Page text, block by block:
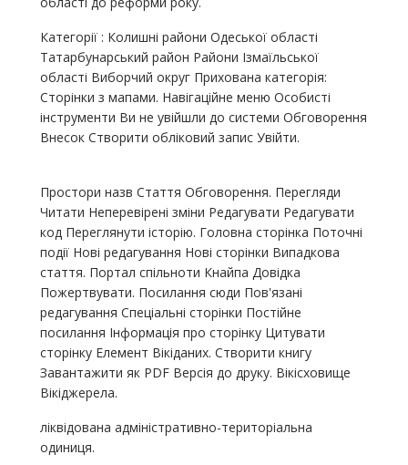
Категорії : Колишні райони Одеської області
Татарбунарський район Райони Ізмаїльської
області Виборчий округ Прихована категорія:
Сторінки з мапами. Навігаційне меню Особисті
інструменти Ви не увійшли до системи Обговорення
Внесок Створити обліковий запис Увійти.
Простори назв Стаття Обговорення. Перегляди
Читати Неперевірені зміни Редагувати Редагувати
код Переглянути історію. Головна сторінка Поточні
події Нові редагування Нові сторінки Випадкова
стаття. Портал спільноти Кнайпа Довідка
Пожертвувати. Посилання сюди Пов'язані
редагування Спеціальні сторінки Постійне
посилання Інформація про сторінку Цитувати
сторінку Елемент Вікіданих. Створити книгу
Завантажити як PDF Версія до друку. Вікісховище
Вікіджерела.
ліквідована адміністративно-територіальна
одиниця.